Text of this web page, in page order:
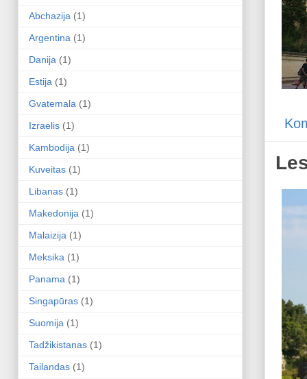
Abchazija (1)
Argentina (1)
Danija (1)
Estija (1)
Gvatemala (1)
Izraelis (1)
Kambodija (1)
Kuveitas (1)
Libanas (1)
Makedonija (1)
Malaizija (1)
Meksika (1)
Panama (1)
Singapūras (1)
Suomija (1)
Tadžikistanas (1)
Tailandas (1)